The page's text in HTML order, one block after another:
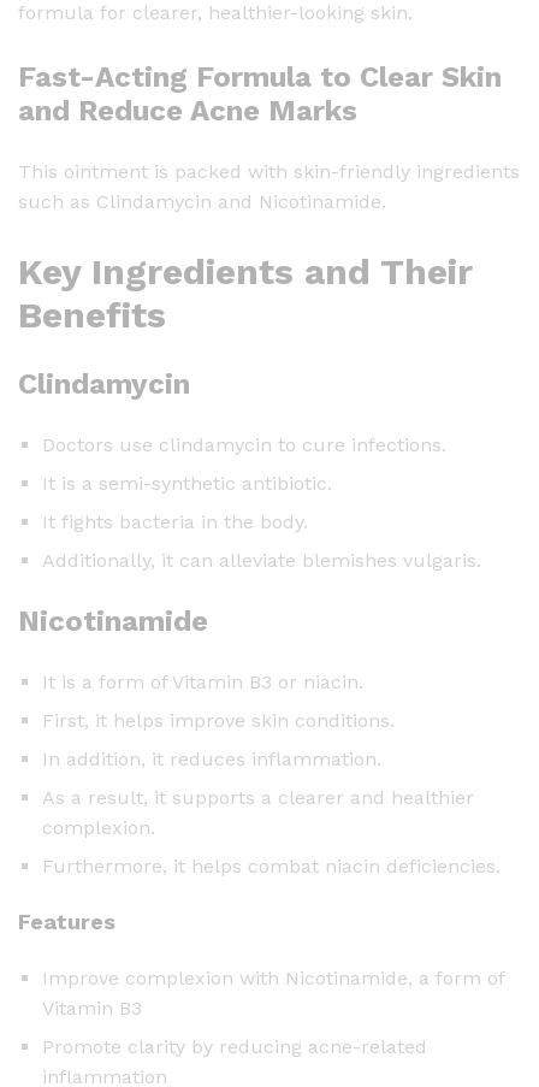
l
o
r
i
m
l
e
s
S
a
w
i
h
a
-
A
t
n
F
r
formula for clearer, healthier-looking skin.
Fast-Acting Formula to Clear Skin
and Reduce Acne Marks
This ointment is packed with skin-friendly ingredients
such as Clindamycin and Nicotinamide.
Key Ingredients and Their
Benefits
Clindamycin
Doctors use clindamycin to cure infections.
It is a semi-synthetic antibiotic.
It fights bacteria in the body.
Additionally, it can alleviate blemishes vulgaris.
Nicotinamide
It is a form of Vitamin B3 or niacin.
First, it helps improve skin conditions.
In addition, it reduces inflammation.
As a result, it supports a clearer and healthier
complexion.
Furthermore, it helps combat niacin deficiencies.
Features
Improve complexion with Nicotinamide, a form of
Vitamin B3
Promote clarity by reducing acne-related
inflammation